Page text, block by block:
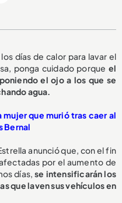
días de calor para lavar el
ponga cuidado porque el
el ojo a los que se
agua.
mujer que murió tras caer al
Bernal
anunció que, con el fin
por el aumento de
días, se intensificarán los
que laven sus vehículos en